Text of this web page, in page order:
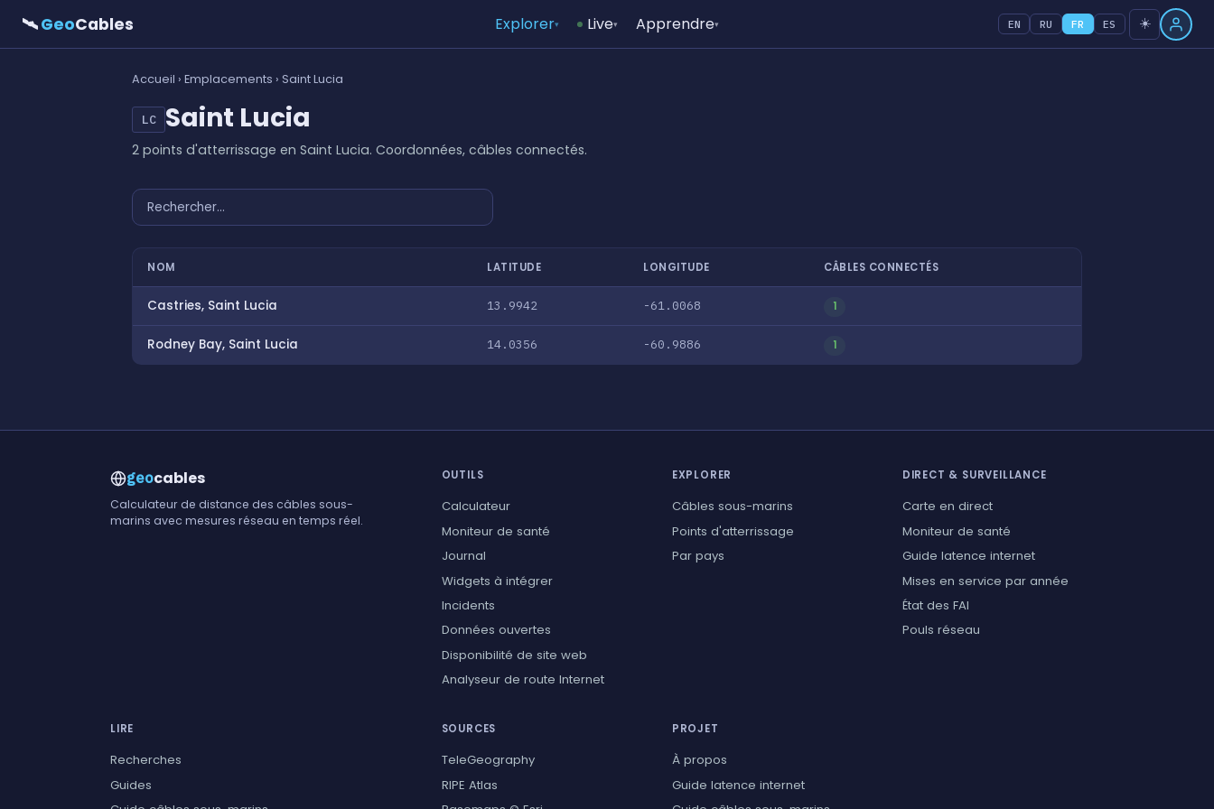
🛰GeoCables Explorer▾ Live▾ Apprendre▾ EN RU FR ES ☀️
Accueil › Emplacements › Saint Lucia
LC Saint Lucia
2 points d'atterrissage en Saint Lucia. Coordonnées, câbles connectés.
NOM LATITUDE LONGITUDE CÂBLES CONNECTÉS
Castries, Saint Lucia 13.9942 -61.0068 1
Rodney Bay, Saint Lucia 14.0356 -60.9886 1
geocables
Calculateur de distance des câbles sous-
marins avec mesures réseau en temps réel.
OUTILS
Calculateur
Moniteur de santé
Journal
Widgets à intégrer
Incidents
Données ouvertes
Disponibilité de site web
Analyseur de route Internet
EXPLORER
Câbles sous-marins
Points d'atterrissage
Par pays
DIRECT & SURVEILLANCE
Carte en direct
Moniteur de santé
Guide latence internet
Mises en service par année
État des FAI
Pouls réseau
LIRE
Recherches
Guides
SOURCES
TeleGeography
RIPE Atlas
PROJET
À propos
Guide latence internet